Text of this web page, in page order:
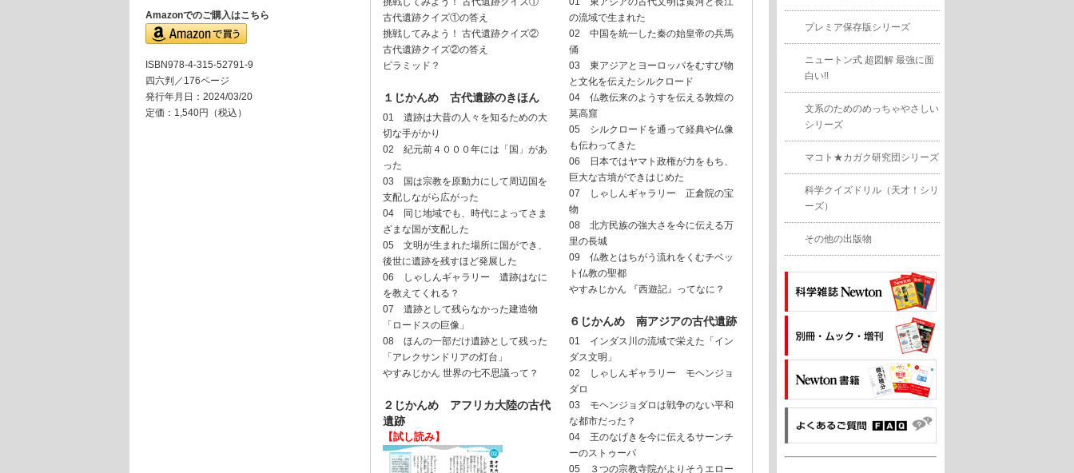
Amazonでのご購入はこちら
ISBN978-4-315-52791-9
四六判／176ページ
発行年月日：2024/03/20
定価：1,540円（税込）
古代遺跡クイズ①の答え
挑戦してみよう！ 古代遺跡クイズ②
古代遺跡クイズ②の答え
ピラミッド？
１じかんめ 古代遺跡のきほん
01 遺跡は大昔の人々を知るための大
切な手がかり
02 紀元前４０００年には「国」があ
った
03 国は宗教を原動力にして周辺国を
支配しながら広がった
04 同じ地域でも、時代によってさま
ざまな国が支配した
05 文明が生まれた場所に国ができ、
後世に遺跡を残すほど発展した
06 しゃしんギャラリー 遺跡はなに
を教えてくれる？
07 遺跡として残らなかった建造物
「ロードスの巨像」
08 ほんの一部だけ遺跡として残った
「アレクサンドリアの灯台」
やすみじかん 世界の七不思議って？
２じかんめ アフリカ大陸の古代
遺跡
【試し読み】
の流域で生まれた
02 中国を統一した秦の始皇帝の兵馬
俑
03 東アジアとヨーロッパをむすび物
と文化を伝えたシルクロード
04 仏教伝来のようすを伝える敦煌の
莫高窟
05 シルクロードを通って経典や仏像
も伝わってきた
06 日本ではヤマト政権が力をもち、
巨大な古墳ができはじめた
07 しゃしんギャラリー 正倉院の宝
物
08 北方民族の強大さを今に伝える万
里の長城
09 仏教とはちがう流れをくむチベッ
ト仏教の聖都
やすみじかん 『西遊記』ってなに？
６じかんめ 南アジアの古代遺跡
01 インダス川の流域で栄えた「イン
ダス文明」
02 しゃしんギャラリー モヘンジョ
ダロ
03 モヘンジョダロは戦争のない平和
な都市だった？
04 王のなげきを今に伝えるサーンチ
ーのストゥーパ
05 ３つの宗教寺院がよりそうエロー
プレミア保存版シリーズ
ニュートン式 超図解 最強に面
白い!!
文系のためのめっちゃやさしい
シリーズ
マコト★カガク研究団シリーズ
科学クイズドリル（天才！シリ
ーズ）
その他の出版物